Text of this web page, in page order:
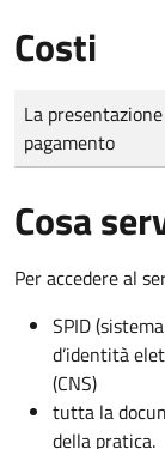
Costi
Tipo di pagamento
Importo
La
pagamento
Cosa
Per accedere al
SPID
d’identità
(CNS)
tutta la
della pratica.